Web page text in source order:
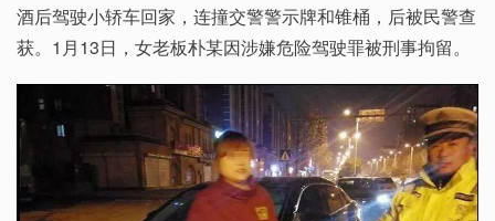
酒后驾驶小轿车回家，连撞交警警示牌和锥桶，后被民警查
获。1月13日，女老板朴某因涉嫌危险驾驶罪被刑事拘留。